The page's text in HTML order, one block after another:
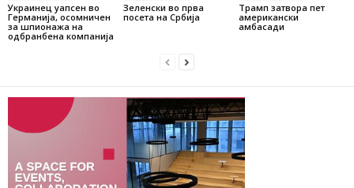
Украинец уапсен во
Германија, осомничен
за шпионажа на
одбранбена компанија
Зеленски во прва
посета на Србија
Трамп затвора пет
американски
амбасади